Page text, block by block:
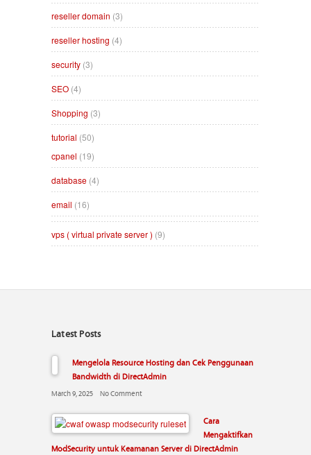
reseller domain (3)
reseller hosting (4)
security (3)
SEO (4)
Shopping (3)
tutorial (50)
cpanel (19)
database (4)
email (16)
vps ( virtual private server ) (9)
Latest Posts
Mengelola Resource Hosting dan Cek Penggunaan
Bandwidth di DirectAdmin
March 9, 2025 No Comment
Cara
Mengaktifkan
ModSecurity untuk Keamanan Server di DirectAdmin